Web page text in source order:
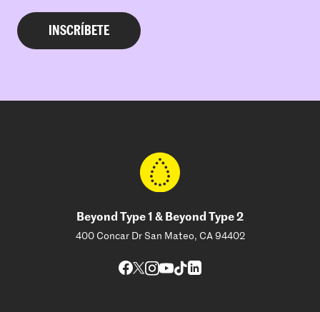
Beyond Type 1 & Beyond Type 2
400 Concar Dr San Mateo, CA 94402